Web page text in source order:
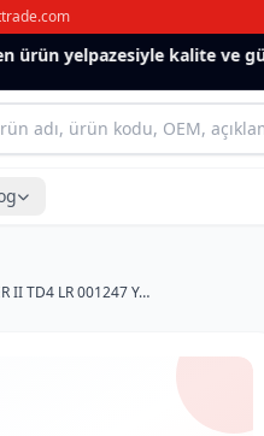
ürün yelpazesiyle kalite ve
WY 405M LAND ROVER FREELANDER II TD4 LR 001247 Yağ Filtresi